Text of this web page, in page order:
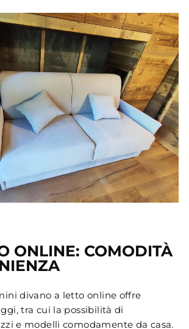
ONLINE: COMODITÀ
divano a letto online offre
tra cui la possibilità di
e modelli comodamente da casa.